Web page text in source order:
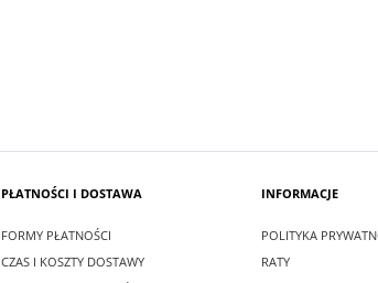
PŁATNOŚCI I DOSTAWA
FORMY PŁATNOŚCI
CZAS I KOSZTY DOSTAWY
INFORMACJE
POLITYKA
RATY